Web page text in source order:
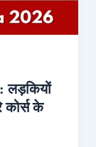
लड़कियों
कोर्स के